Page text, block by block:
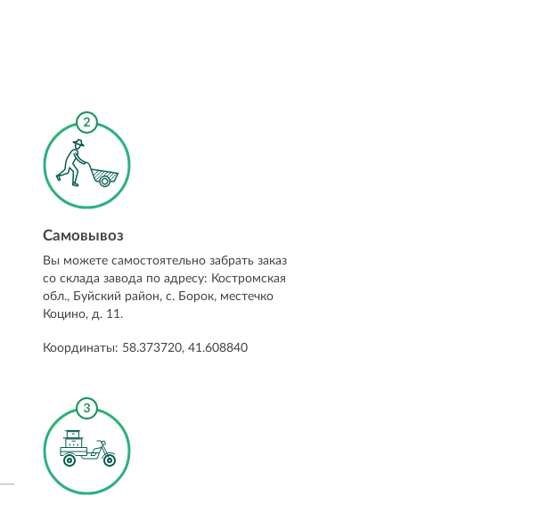
Самовывоз
Вы можете самостоятельно забрать заказ
со склада завода по адресу: Костромская
обл., Буйский район, с. Борок, местечко
Коцино, д. 11.
Координаты: 58.373720, 41.608840